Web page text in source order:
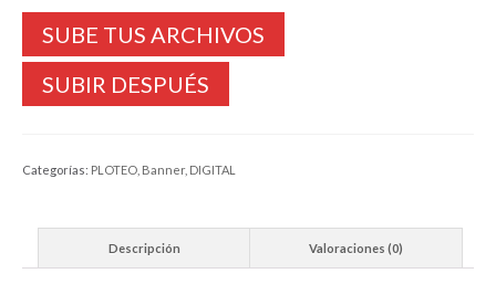
SUBIR DESPUÉS
Categorías: PLOTEO Banner, DIGITAL
Descripción Valoraciones (0)